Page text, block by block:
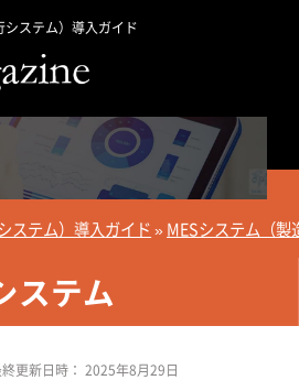
システム）導入ガイド
ステム）導入ガイド»MESシステム（
ステム
終更新日時：2025年8月29日